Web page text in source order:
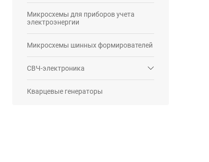
Микросхемы для приборов учета
электроэнергии
Микросхемы шинных формирователей
СВЧ-электроника
Кварцевые генераторы